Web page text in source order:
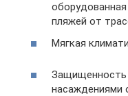
пляжей от
Мягкая
Защищенность
насаждениями